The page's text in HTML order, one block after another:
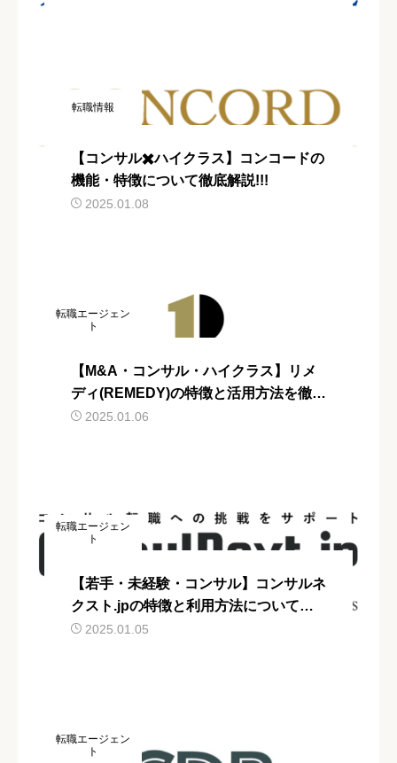
転職情報
【コンサル✖️ハイクラス】コンコードの
機能・特徴について徹底解説!!!
2025.01.08
転職エージェン
ト
【M&A・コンサル・ハイクラス】リメ
ディ(REMEDY)の特徴と活用方法を徹底
解説2025.01.06
転職エージェン
ト
【若手・未経験・コンサル】コンサルネ
クスト.jpの特徴と利用方法について解
説 2025.01.05
転職エージェン
ト